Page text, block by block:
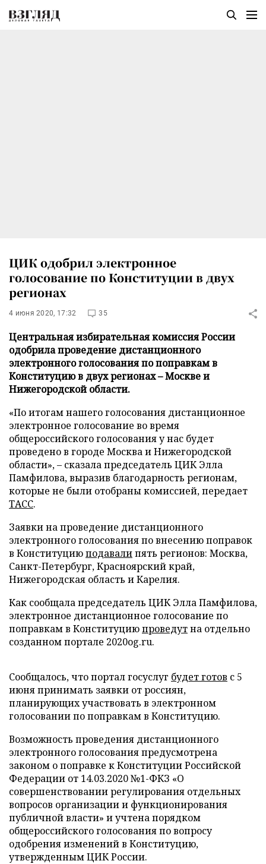
ЦИК одобрил электронное
голосование по Конституции в двух
регионах
4 июня 2020, 17:32 35
Центральная избирательная комиссия России
одобрила проведение дистанционного
электронного голосования по поправкам в
Конституцию в двух регионах – Москве и
Нижегородской области.
«По итогам нашего голосования дистанционное
электронное голосование во время
общероссийского голосования у нас будет
проведено в городе Москва и Нижегородской
области», – сказала председатель ЦИК Элла
Памфилова, выразив благодарность регионам,
которые не были отобраны комиссией, передает
ТАСС.
Заявки на проведение дистанционного
электронного голосования по внесению поправок
в Конституциюподавалипять регионов: Москва,
Санкт-Петербург, Красноярский край,
Нижегородская область и Карелия.
Как сообщала председатель ЦИК Элла Памфилова,
электронное дистанционное голосование по
поправкам в Конституциюпроведутна отдельно
созданном портале 2020og.ru.
Сообщалось, что портал госуслуг будет готов с 5
июня принимать заявки от россиян,
планирующих участвовать в электронном
голосовании по поправкам в Конституцию.
Возможность проведения дистанционного
электронного голосования предусмотрена
законом о поправке к Конституции Российской
Федерации от 14.03.2020 №1-ФКЗ «О
совершенствовании регулирования отдельных
вопросов организации и функционирования
публичной власти» и учтена порядком
общероссийского голосования по вопросу
одобрения изменений в Конституцию,
утвержденным ЦИК России.